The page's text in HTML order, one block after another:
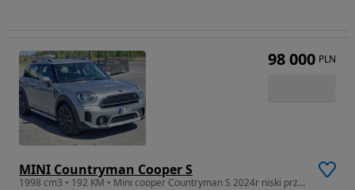
MINI Countryman Cooper S
1998 cm3 • 192 KM • Mini cooper Countryman S 2024r niski przebieg
98 000 PLN